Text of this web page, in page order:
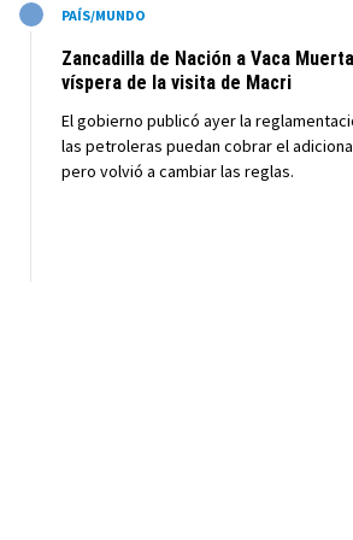
PAÍS/MUNDO
Zancadilla de Nación a Vaca
víspera de la visita de Macri
El gobierno publicó ayer la
las petroleras puedan cobrar el
pero volvió a cambiar las reglas.